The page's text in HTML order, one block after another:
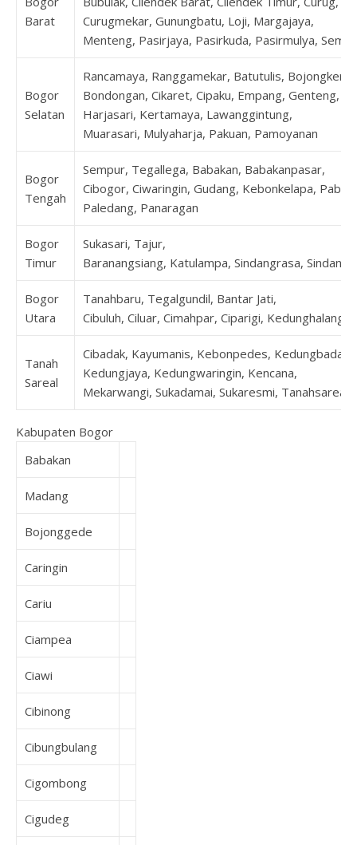
Barat
Curugmekar, Gunungbatu, Loji, Margajaya,
Menteng, Pasirjaya, Pasirkuda, Pasirmulya,
Bogor
Selatan
Rancamaya, Ranggamekar, Batutulis,
Bondongan, Cikaret, Cipaku, Empang, Genteng,
Harjasari, Kertamaya, Lawanggintung,
Muarasari, Mulyaharja, Pakuan, Pamoyanan
Bogor
Tengah
Sempur, Tegallega, Babakan, Babakanpasar,
Cibogor, Ciwaringin, Gudang, Kebonkelapa,
Paledang, Panaragan
Bogor
Timur
Sukasari, Tajur,
Baranangsiang, Katulampa, Sindangrasa,
Bogor
Utara
Tanahbaru, Tegalgundil, Bantar Jati,
Cibuluh, Ciluar, Cimahpar, Ciparigi, Kedunghalang
Tanah
Sareal
Cibadak, Kayumanis, Kebonpedes, Kedungbadak,
Kedungjaya, Kedungwaringin, Kencana,
Mekarwangi, Sukadamai, Sukaresmi, Tanahsareal
Kabupaten Bogor
Babakan
Madang
Bojonggede
Caringin
Cariu
Ciampea
Ciawi
Cibinong
Cibungbulang
Cigombong
Cigudeg